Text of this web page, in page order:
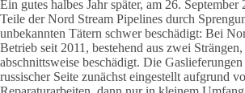
Ein gutes halbes Jahr später, am 26. September
Teile der Nord Stream Pipelines durch
unbekannten Tätern schwer beschädigt: Bei
Betrieb seit 2011, bestehend aus zwei
abschnittsweise beschädigt. Die
russischer Seite zunächst eingestellt aufgrund